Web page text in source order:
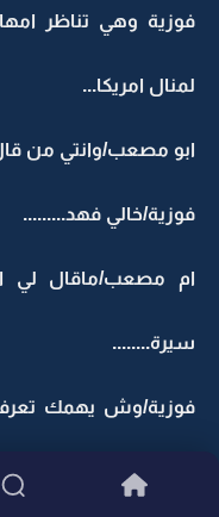
فوزية وهي تناظر
لمنال امريكا...
ابو مصعب/وانتي من
فوزية/خالي فهد.........
ام مصعب/ماقال لي
سيرة........
فوزية/وش يهمك
من الاساس!!!